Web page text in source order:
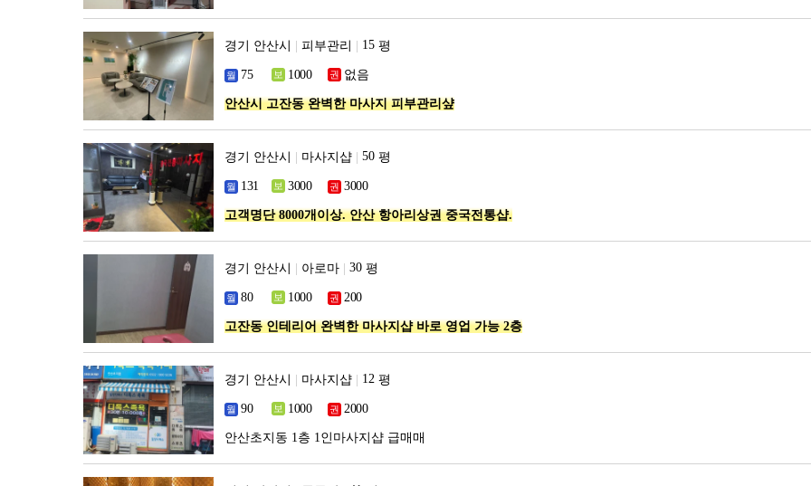
경기 안산시 피부관리 평
없음
안산시 고잔동 완벽한 마사지 피부관리샾
경기 안산시 마사지샵 평
고객명단 8000개이상. 안산 항아리상권 중국전통샵.
경기 안산시 아로마 평
고잔동 인테리어 완벽한 마사지샵 바로 영업 가능 2층
경기 안산시 마사지샵 평
안산초지동 1층 1인마사지샵 급매매